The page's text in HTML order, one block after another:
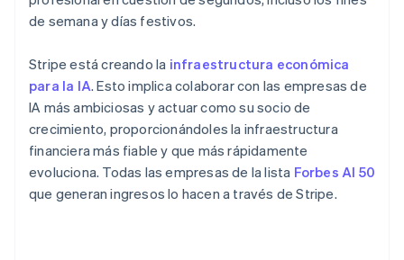
de semana y días festivos.
Stripe está creando la infraestructura económica
para la IA. Esto implica colaborar con las empresas de
IA más ambiciosas y actuar como su socio de
crecimiento, proporcionándoles la infraestructura
financiera más fiable y que más rápidamente
evoluciona. Todas las empresas de la lista Forbes AI 50
que generan ingresos lo hacen a través de Stripe.
English
Portugal
RAE de Hong Kong, China
English简体中文
Reino Unido
English
República Checa
English
Rumanía
English